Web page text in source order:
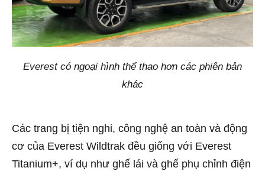
Everest có ngoại hình thể thao hơn các phiên bản
khác
Các trang bị tiện nghi, công nghệ an toàn và động
cơ của Everest Wildtrak đều giống với Everest
Titanium+, ví dụ như ghế lái và ghế phụ chỉnh điện